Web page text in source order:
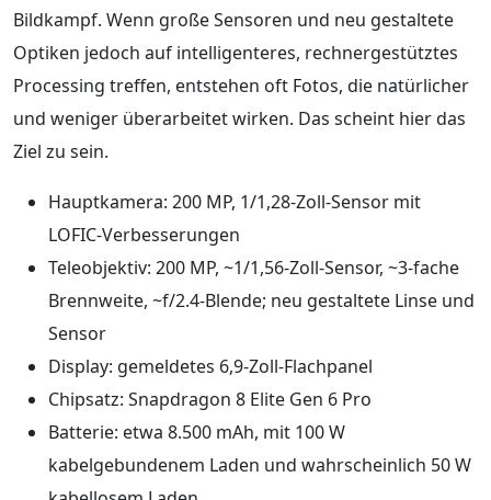
Bildkampf. Wenn große Sensoren und neu gestaltete
Optiken jedoch auf intelligenteres, rechnergestütztes
Processing treffen, entstehen oft Fotos, die natürlicher
und weniger überarbeitet wirken. Das scheint hier das
Ziel zu sein.
Hauptkamera: 200 MP, 1/1,28-Zoll-Sensor mit
LOFIC-Verbesserungen
Teleobjektiv: 200 MP, ~1/1,56-Zoll-Sensor, ~3-fache
Brennweite, ~f/2.4-Blende; neu gestaltete Linse und
Sensor
Display: gemeldetes 6,9-Zoll-Flachpanel
Chipsatz: Snapdragon 8 Elite Gen 6 Pro
Batterie: etwa 8.500 mAh, mit 100 W
kabelgebundenem Laden und wahrscheinlich 50 W